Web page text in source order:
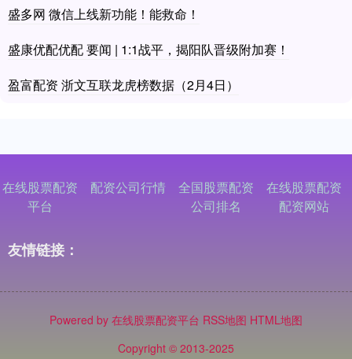
盛多网 微信上线新功能！能救命！
盛康优配优配 要闻 | 1:1战平，揭阳队晋级附加赛！
盈富配资 浙文互联龙虎榜数据（2月4日）
在线股票配资
平台
配资公司行情
全国股票配资
公司排名
在线股票配资
配资网站
友情链接：
Powered by 在线股票配资平台 RSS地图 HTML地图
Copyright © 2013-2025